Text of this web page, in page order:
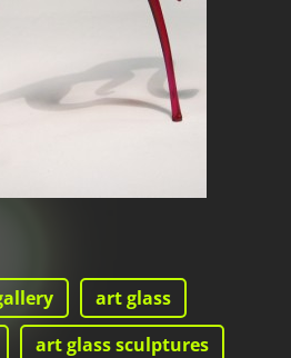
art glass
art glass sculptures